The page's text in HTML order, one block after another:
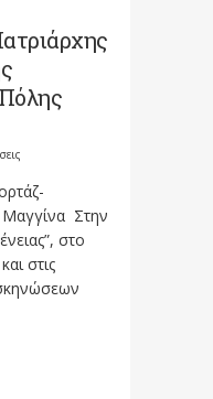
Στην
στο
στις